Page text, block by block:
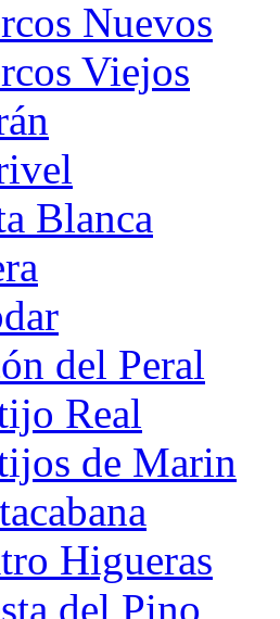
Nuevos
Viejos
Blanca
del Peral
Real
de Marin
Higueras
del Pino